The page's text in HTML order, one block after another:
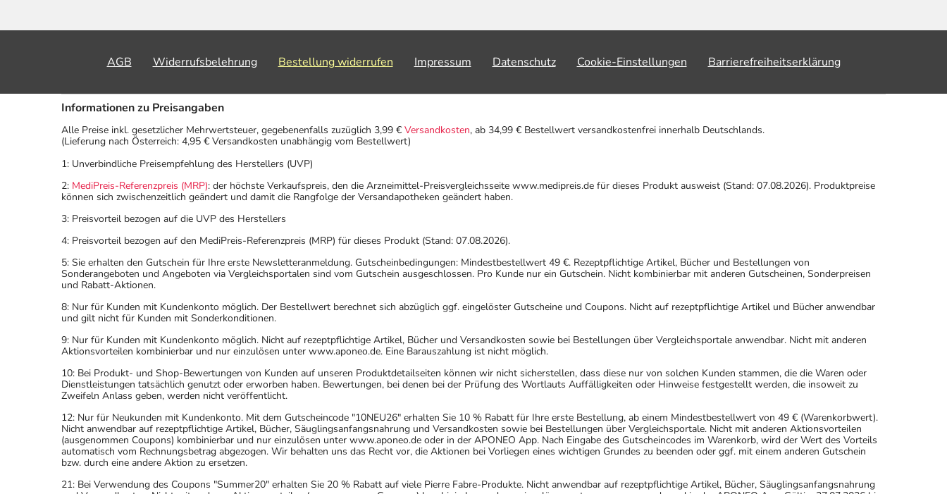
AGB Widerrufsbelehrung Bestellung widerrufen Impressum Datenschutz Cookie-Einstellungen Barrierefreiheitserklärung
Informationen zu Preisangaben
Alle Preise inkl. gesetzlicher Mehrwertsteuer, gegebenenfalls zuzüglich 3,99 € Versandkosten, ab 34,99 € Bestellwert versandkostenfrei innerhalb Deutschlands.
(Lieferung nach Österreich: 4,95 € Versandkosten unabhängig vom Bestellwert)
1: Unverbindliche Preisempfehlung des Herstellers (UVP)
2: MediPreis-Referenzpreis (MRP): der höchste Verkaufspreis, den die Arzneimittel-Preisvergleichsseite www.medipreis.de für dieses Produkt ausweist (Stand: 07.08.2026). Produktpreise
können sich zwischenzeitlich geändert und damit die Rangfolge der Versandapotheken geändert haben.
3: Preisvorteil bezogen auf die UVP des Herstellers
4: Preisvorteil bezogen auf den MediPreis-Referenzpreis (MRP) für dieses Produkt (Stand: 07.08.2026).
5: Sie erhalten den Gutschein für Ihre erste Newsletteranmeldung. Gutscheinbedingungen: Mindestbestellwert 49 €. Rezeptpflichtige Artikel, Bücher und Bestellungen von
Sonderangeboten und Angeboten via Vergleichsportalen sind vom Gutschein ausgeschlossen. Pro Kunde nur ein Gutschein. Nicht kombinierbar mit anderen Gutscheinen, Sonderpreisen
und Rabatt-Aktionen.
8: Nur für Kunden mit Kundenkonto möglich. Der Bestellwert berechnet sich abzüglich ggf. eingelöster Gutscheine und Coupons. Nicht auf rezeptpflichtige Artikel und Bücher anwendbar
und gilt nicht für Kunden mit Sonderkonditionen.
9: Nur für Kunden mit Kundenkonto möglich. Nicht auf rezeptpflichtige Artikel, Bücher und Versandkosten sowie bei Bestellungen über Vergleichsportale anwendbar. Nicht mit anderen
Aktionsvorteilen kombinierbar und nur einzulösen unter www.aponeo.de. Eine Barauszahlung ist nicht möglich.
10: Bei Produkt- und Shop-Bewertungen von Kunden auf unseren Produktdetailseiten können wir nicht sicherstellen, dass diese nur von solchen Kunden stammen, die die Waren oder
Dienstleistungen tatsächlich genutzt oder erworben haben. Bewertungen, bei denen bei der Prüfung des Wortlauts Auffälligkeiten oder Hinweise festgestellt werden, die insoweit zu
Zweifeln Anlass geben, werden nicht veröffentlicht.
12: Nur für Neukunden mit Kundenkonto. Mit dem Gutscheincode "10NEU26" erhalten Sie 10 % Rabatt für Ihre erste Bestellung, ab einem Mindestbestellwert von 49 € (Warenkorbwert).
Nicht anwendbar auf rezeptpflichtige Artikel, Bücher, Säuglingsanfangsnahrung und Versandkosten sowie bei Bestellungen über Vergleichsportale. Nicht mit anderen Aktionsvorteilen
(ausgenommen Coupons) kombinierbar und nur einzulösen unter www.aponeo.de oder in der APONEO App. Nach Eingabe des Gutscheincodes im Warenkorb, wird der Wert des Vorteils
automatisch vom Rechnungsbetrag abgezogen. Wir behalten uns das Recht vor, die Aktionen bei Vorliegen eines wichtigen Grundes zu beenden oder ggf. mit einem anderen Gutschein
bzw. durch eine andere Aktion zu ersetzen.
21: Bei Verwendung des Coupons "Summer20" erhalten Sie 20 % Rabatt auf viele Pierre Fabre-Produkte. Nicht anwendbar auf rezeptpflichtige Artikel, Bücher, Säuglingsanfangsnahrung